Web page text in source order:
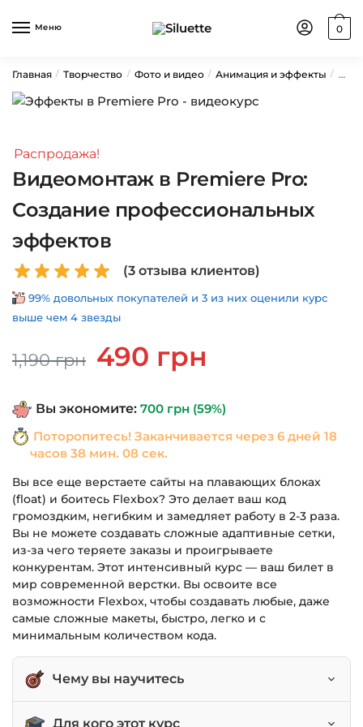
Меню 0
Главная / Творчество / Фото и видео / Анимация и эффекты /
Распродажа!
Видеомонтаж в Premiere Pro:
Создание профессиональных
эффектов
(3отзыва клиентов)
99% довольных покупателей и 3 из них оценили курс
выше чем 4 звезды
1,190грн
Первоначальная
цена
1,190 грн.
490 грн
Вы экономите: 700 грн (59%)
Поторопитесь! Заканчивается через 6 дней 18
часов 38 мин. 08 сек.
Вы все еще верстаете сайты на плавающих блоках
(float) и боитесь Flexbox? Это делает ваш код
громоздким, негибким и замедляет работу в 2-3 раза.
Вы не можете создавать сложные адаптивные сетки,
из-за чего теряете заказы и проигрываете
конкурентам. Этот интенсивный курс — ваш билет в
мир современной верстки. Вы освоите все
возможности Flexbox, чтобы создавать любые, даже
самые сложные макеты, быстро, легко и с
минимальным количеством кода.
Чему вы научитесь
Создавать любые адаптивные сетки для сайтов
Для кого этот курс